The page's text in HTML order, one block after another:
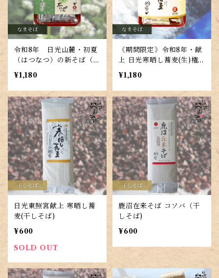
令和8年 日光山麓・初夏
（はつなつ）の新そば（な
まそば） 細切り二人前江
戸そばつゆ付
¥1,180
《期間限定》令和8年・献
上 日光寒晒し蕎麦(生)権
現水仕込み
¥1,180
日光東照宮献上 寒晒し蕎
麦(干しそば)
¥600
SOLD OUT
鹿沼在来そば コソバ（干
しそば)
¥600